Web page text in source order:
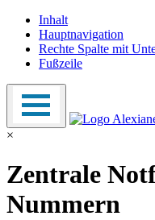
Inhalt
Hauptnavigation
Rechte Spalte mit
Fußzeile
×
Zentrale
Nummern